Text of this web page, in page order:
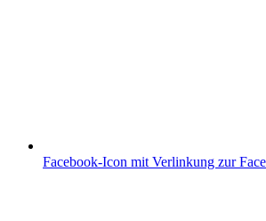
Facebook-Icon mit Verlinkung zur